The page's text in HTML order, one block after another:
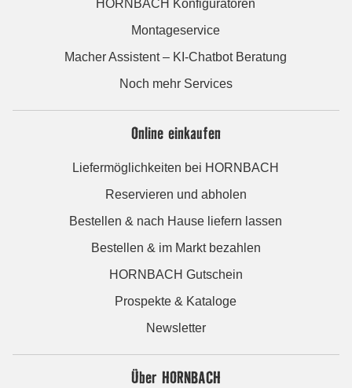
HORNBACH Konfiguratoren
Montageservice
Macher Assistent – KI-Chatbot Beratung
Noch mehr Services
Online einkaufen
Liefermöglichkeiten bei HORNBACH
Reservieren und abholen
Bestellen & nach Hause liefern lassen
Bestellen & im Markt bezahlen
HORNBACH Gutschein
Prospekte & Kataloge
Newsletter
Über HORNBACH